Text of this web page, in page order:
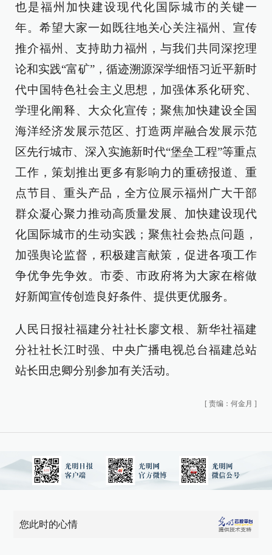
也是福州加快建设现代化国际城市的关键一
年。希望大家一如既往地关心关注福州、宣传
推介福州、支持助力福州，与我们共同深挖理
论和实践“富矿”，循迹溯源深学细悟习近平新时
代中国特色社会主义思想，加强体系化研究、
学理化阐释、大众化宣传；聚焦加快建设全国
海洋经济发展示范区、打造两岸融合发展示范
区先行城市、深入实施新时代“堡垒工程”等重点
工作，策划推出更多有影响力的重磅报道、重
点节目、重头产品，全方位展示福州广大干部
群众凝心聚力推动高质量发展、加快建设现代
化国际城市的生动实践；聚焦社会热点问题，
加强舆论监督，积极建言献策，促进各项工作
争优争先争效。市委、市政府将为大家在榕做
好新闻宣传创造良好条件、提供更优服务。
人民日报社福建分社社长廖文根、新华社福建
分社社长江时强、中央广播电视总台福建总站
站长田忠卿分别参加有关活动。
[ 责编：何金月 ]
您此时的心情